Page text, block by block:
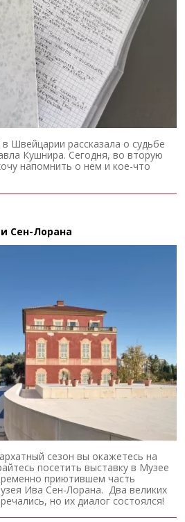
Швейцарии рассказала о судьбе
Кушнира. Сегодня, во вторую
напомнить о нем и кое-что
Сен-Лорана
сезон вы окажетесь на
посетить выставку в Музее
приютившем часть
Ива Сен-Лорана. Два великих
но их диалог состоялся!